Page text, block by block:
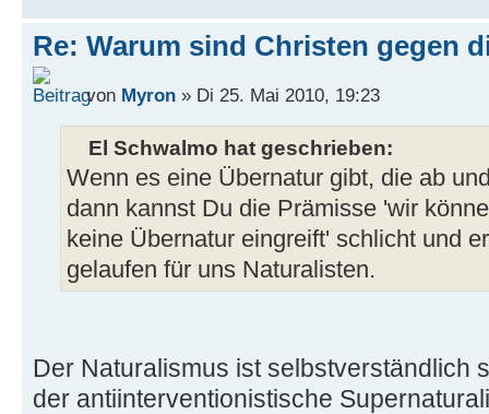
Re: Warum sind Christen gegen
von Myron » Di 25. Mai 2010, 19:23
El Schwalmo hat geschrieben:
Wenn es eine Übernatur gibt, die ab
dann kannst Du die Prämisse 'wir
keine Übernatur eingreift' schlicht und
gelaufen für uns Naturalisten.
Der Naturalismus ist selbstverständlich
der antiinterventionistische